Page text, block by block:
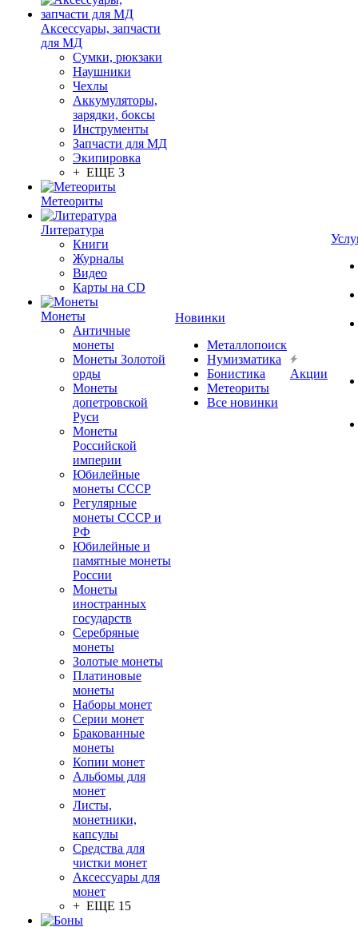
Аксессуары, запчасти
для МД
Сумки, рюкзаки
Наушники
Чехлы
Аккумуляторы,
зарядки, боксы
Инструменты
Запчасти для МД
Экипировка
+ ЕЩЕ 3
Метеориты
Литература
Книги
Журналы
Видео
Карты на CD
Монеты
Античные
монеты
Монеты Золотой
орды
Монеты
допетровской
Руси
Монеты
Российской
империи
Юбилейные
монеты СССР
Регулярные
монеты СССР и
РФ
Юбилейные и
памятные монеты
России
Монеты
иностранных
государств
Серебряные
монеты
Золотые монеты
Платиновые
монеты
Наборы монет
Серии монет
Бракованные
монеты
Копии монет
Альбомы для
монет
Листы,
монетники,
капсулы
Средства для
чистки монет
Аксессуары для
монет
+ ЕЩЕ 15
Новинки
Металлопоиск
Нумизматика
Бонистика
Метеориты
Все новинки
Акции